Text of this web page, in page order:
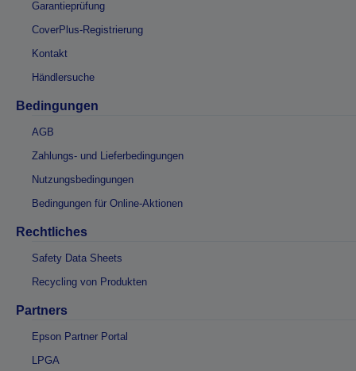
Garantieprüfung
CoverPlus-Registrierung
Kontakt
Händlersuche
Bedingungen
AGB
Zahlungs- und Lieferbedingungen
Nutzungsbedingungen
Bedingungen für Online-Aktionen
Rechtliches
Safety Data Sheets
Recycling von Produkten
Partners
Epson Partner Portal
LPGA